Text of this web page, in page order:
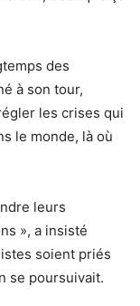
des
à son tour,
les crises qui
le monde, là où
leurs
», a insisté
soient priés
se poursuivait.